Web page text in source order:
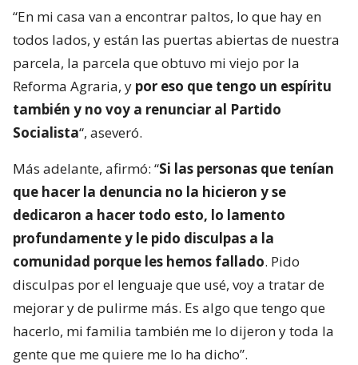
“En mi casa van a encontrar paltos, lo que hay en
todos lados, y están las puertas abiertas de nuestra
parcela, la parcela que obtuvo mi viejo por la
Reforma Agraria, y por eso que tengo un espíritu
también y no voy a renunciar al Partido
Socialista“, aseveró.
Más adelante, afirmó: “Si las personas que tenían
que hacer la denuncia no la hicieron y se
dedicaron a hacer todo esto, lo lamento
profundamente y le pido disculpas a la
comunidad porque les hemos fallado. Pido
disculpas por el lenguaje que usé, voy a tratar de
mejorar y de pulirme más. Es algo que tengo que
hacerlo, mi familia también me lo dijeron y toda la
gente que me quiere me lo ha dicho”.